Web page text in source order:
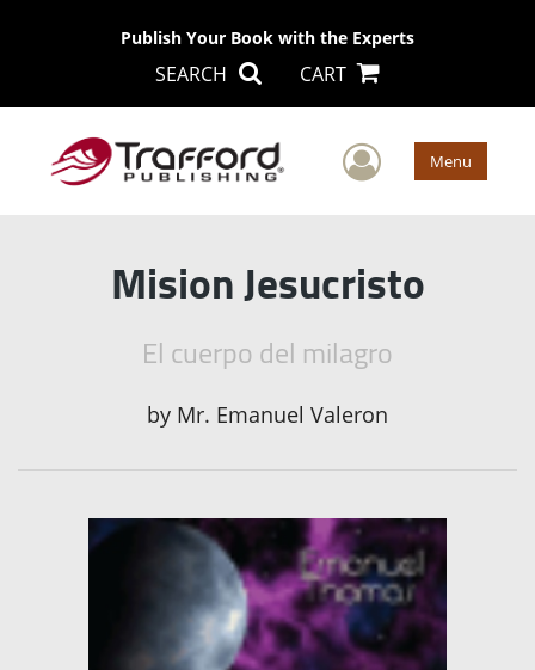
Publish Your Book with the Experts
SEARCH CART
User Menu
Mision Jesucristo
El cuerpo del milagro
by Mr. Emanuel Valeron